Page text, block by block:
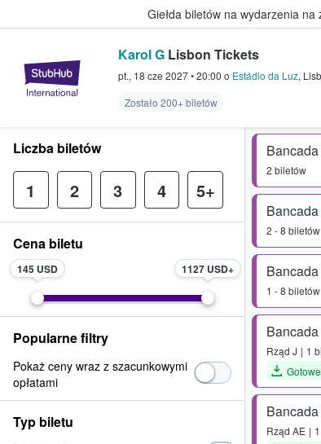
Giełda biletów na wydarzenia
StubHub — miejsce, w
Karol G Lisbon Tickets
pt., 18 cze 2027•20:00 o Estádio da Luz,
Zostało 200+ biletów
2 biletów
2 - 8 biletów
1 - 8 biletów
Rząd J
1
Rząd AE
Liczba biletów
1 2 3 4 5+
Cena biletu
145 USD 1127 USD
Popularne filtry
Pokaż ceny wraz z szacunkowymi
opłatami
Typ biletu